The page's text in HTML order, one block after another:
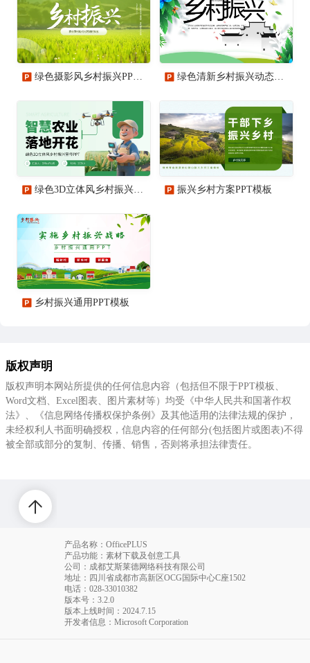
振兴乡村方案PPT模板
乡村振兴通用PPT模板
版权声明
版权声明本网站所提供的任何信息内容（包括但不限于PPT模板、
Word文档、Excel图表、图片素材等）均受《中华人民共和国著作权
法》、《信息网络传播权保护条例》及其他适用的法律法规的保护，
未经权利人书面明确授权，信息内容的任何部分(包括图片或图表)不得
被全部或部分的复制、传播、销售，否则将承担法律责任。
产品名称：OfficePLUS
产品功能：素材下载及创意工具
公司：成都艾斯莱德网络科技有限公司
地址：四川省成都市高新区OCG国际中心C座1502
电话 ：028-33010382
版本号：3.2.0
版本上线时间：2024.7.15
开发者信息：Microsoft Corporation